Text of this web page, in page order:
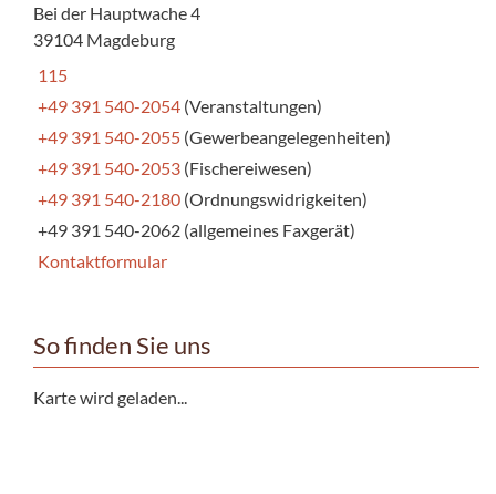
Bei der Hauptwache 4
39104 Magdeburg
115
+49 391 540-2054 (Veranstaltungen)
+49 391 540-2055 (Gewerbeangelegenheiten)
+49 391 540-2053 (Fischereiwesen)
+49 391 540-2180 (Ordnungswidrigkeiten)
+49 391 540-2062 (allgemeines Faxgerät)
Kontaktformular
So finden Sie uns
Karte wird geladen...